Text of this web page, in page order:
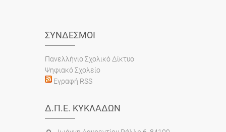
ΣΎΝΔΕΣΜΟΙ
Πανελλήνιο Σχολικό Δίκτυο
Ψηφιακό Σχολείο
Εγραφή RSS
Δ.Π.Ε. ΚΥΚΛΆΔΩΝ